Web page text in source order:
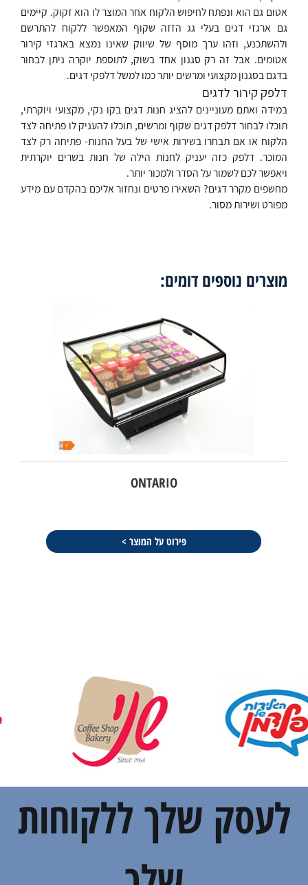
אטום גם הוא ונפתח לחיפוש הלקוח אחר המוצר לו הוא זקוק. קיימים
גם ארגזי דגים בעלי גג הזזה שקוף המאפשר ללקוח להתרשם
ולהשתכנע, וזהו ערך מוסף של שיווק שאינו נמצא בארגזי קירור
אטומים. אבל זה רק סגנון אחד בשוק, לתוספת יוקרה ניתן לבחור
בדגם בסגנון מקצועי ומרשים יותר כמו למשל דלפקי דגים.
דלפק קירור לדגים
במידה ואתם מעוניינים להציג חנות דגים בקו נקי, מקצועי ויוקרתי,
תוכלו לבחור דלפק דגים שקוף ומרשים, תוכלו להעניק לו פתיחה לצד
הלקוח או אם תבחרו בשירות אישי של בעל החנות- פתיחה רק לצד
המוכר. דלפק כזה יעניק לחנות הילה של חנות בשרים יוקרתית
ויאפשר לכם לשמור על הסדר ולמכור יותר.
מחשפים מקרר דגים? השאירו פרטים ונחזור אליכם בהקדם עם מידע
מפורט ושירות מסור.
מוצרים נוספים דומים:
ONTARIO
פירוט על המוצר >
לעסק שלך ללקוחות